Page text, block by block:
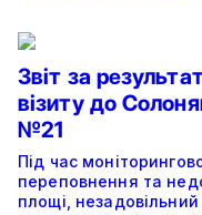
Звіт за
візиту до
№21
Під час
переповнення та
площі, незадовільний